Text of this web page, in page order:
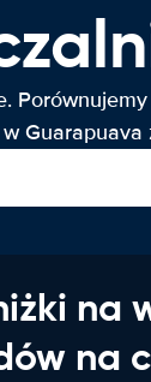
Guarapuava
na
na